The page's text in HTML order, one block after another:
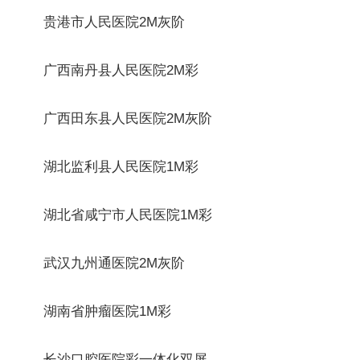
贵港市人民医院2M灰阶
广西南丹县人民医院2M彩
广西田东县人民医院2M灰阶
湖北监利县人民医院1M彩
湖北省咸宁市人民医院1M彩
武汉九州通医院2M灰阶
湖南省肿瘤医院1M彩